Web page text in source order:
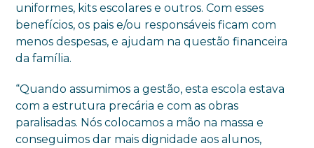
uniformes, kits escolares e outros. Com esses
benefícios, os pais e/ou responsáveis ficam com
menos despesas, e ajudam na questão financeira
da família.
“Quando assumimos a gestão, esta escola estava
com a estrutura precária e com as obras
paralisadas. Nós colocamos a mão na massa e
conseguimos dar mais dignidade aos alunos,